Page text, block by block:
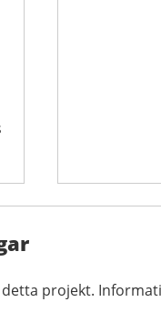
projekt.